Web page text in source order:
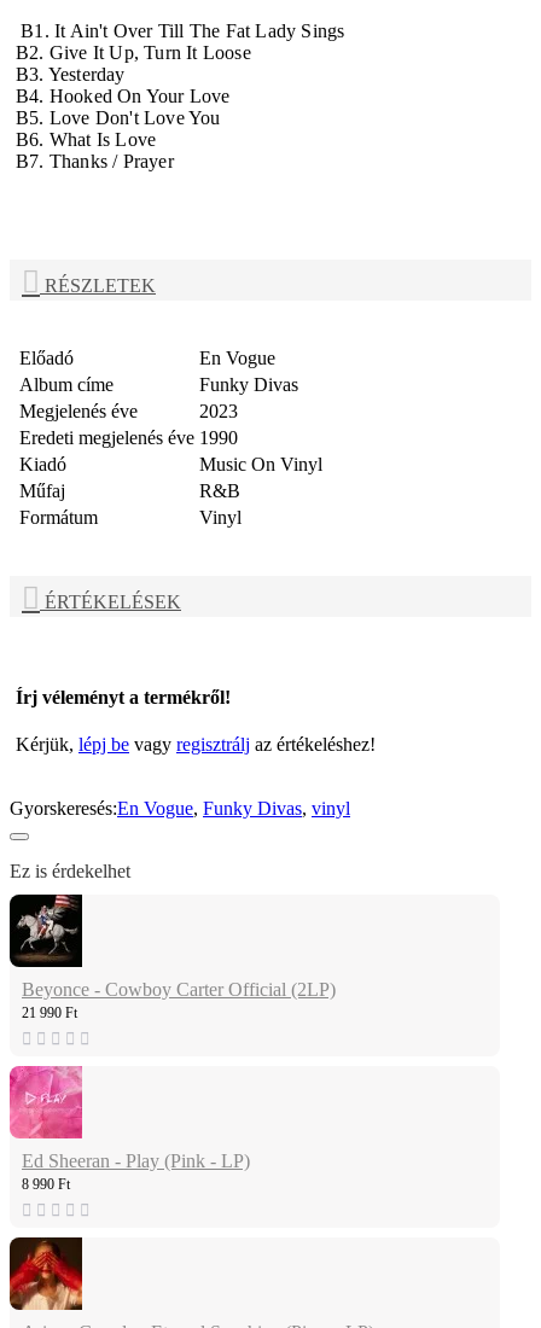
B1. It Ain't Over Till The Fat Lady Sings
B2. Give It Up, Turn It Loose
B3. Yesterday
B4. Hooked On Your Love
B5. Love Don't Love You
B6. What Is Love
B7. Thanks / Prayer
RÉSZLETEK
Előadó
En Vogue
Album címe
Funky Divas
Megjelenés éve
2023
Eredeti megjelenés éve 1990
Kiadó
Music On Vinyl
Műfaj
R&B
Formátum
Vinyl
ÉRTÉKELÉSEK
Írj véleményt a termékről!
Kérjük, lépj be vagy regisztrálj az értékeléshez!
Gyorskeresés:En Vogue, Funky Divas, vinyl
Ez is érdekelhet
Beyonce - Cowboy Carter Official (2LP)
21 990 Ft
Ed Sheeran - Play (Pink - LP)
8 990 Ft